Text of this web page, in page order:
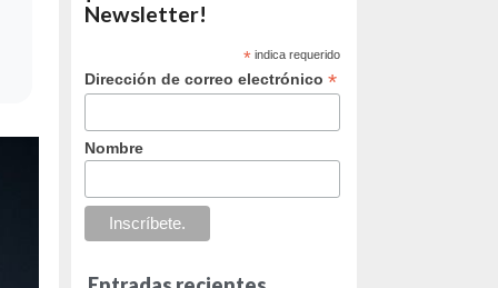
Newsletter!
* indica requerido
Dirección de correo electrónico*
Nombre